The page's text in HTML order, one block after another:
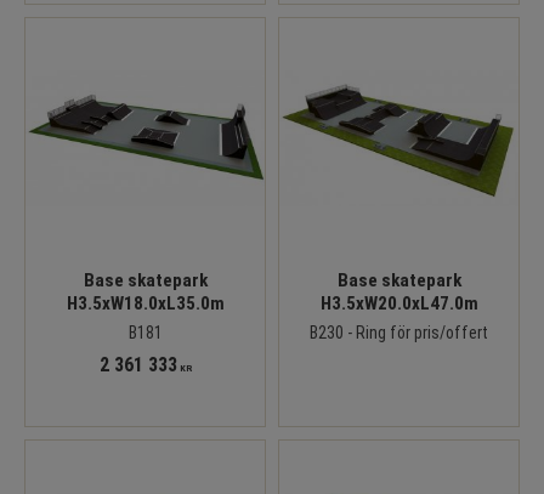
Base skatepark
H3.5xW18.0xL35.0m
B181
2 361 333 KR
Base skatepark
H3.5xW20.0xL47.0m
B230 - Ring för pris/offert